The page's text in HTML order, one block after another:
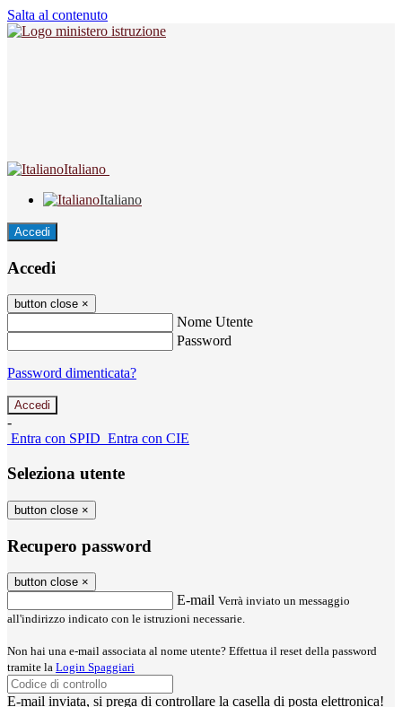
Salta al contenuto
Italiano
Italiano
Accedi
Accedi
button close ×
Nome Utente
Password
Password dimenticata?
-
Entra con SPID Entra con CIE
Seleziona utente
button close ×
Recupero password
button close ×
E-mail Verrà inviato un messaggio
all'indirizzo indicato con le istruzioni necessarie.
Non hai una e-mail associata al nome utente? Effettua il reset della password
tramite la Login Spaggiari
E-mail inviata, si prega di controllare la casella di posta elettronica!